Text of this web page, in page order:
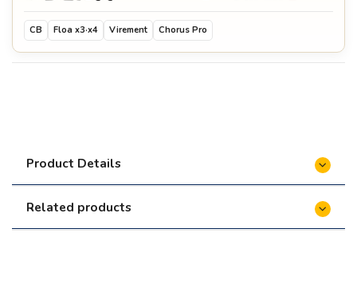
€99.00
CB Floa x3·x4 Virement Chorus Pro
Product Details
Related products